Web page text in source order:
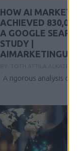
HOW AI
ACHIEVED
A GOOGLE
STUDY |
A rigorous analysis of